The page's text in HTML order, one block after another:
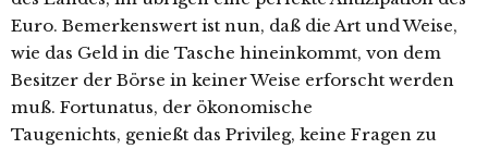
Euro. Bemerkenswert ist nun, daß die Art und Weise,
wie das Geld in die Tasche hineinkommt, von dem
Besitzer der Börse in keiner Weise erforscht werden
muß. Fortunatus, der ökonomische
Taugenichts, genießt das Privileg, keine Fragen zu